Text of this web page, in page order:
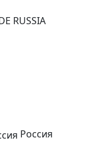
RUSSIA
Россия